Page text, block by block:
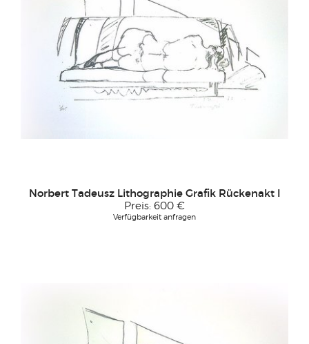
Norbert Tadeusz Lithographie Grafik Rückenakt I
Preis: 600 €
Verfügbarkeit anfragen